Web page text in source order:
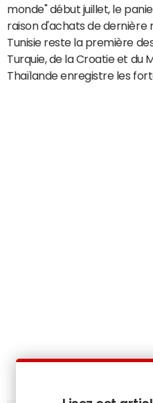
monde" début juillet, le
raison d'achats de dernière
Tunisie reste la première
Turquie, de la Croatie et du
Thaïlande enregistre les